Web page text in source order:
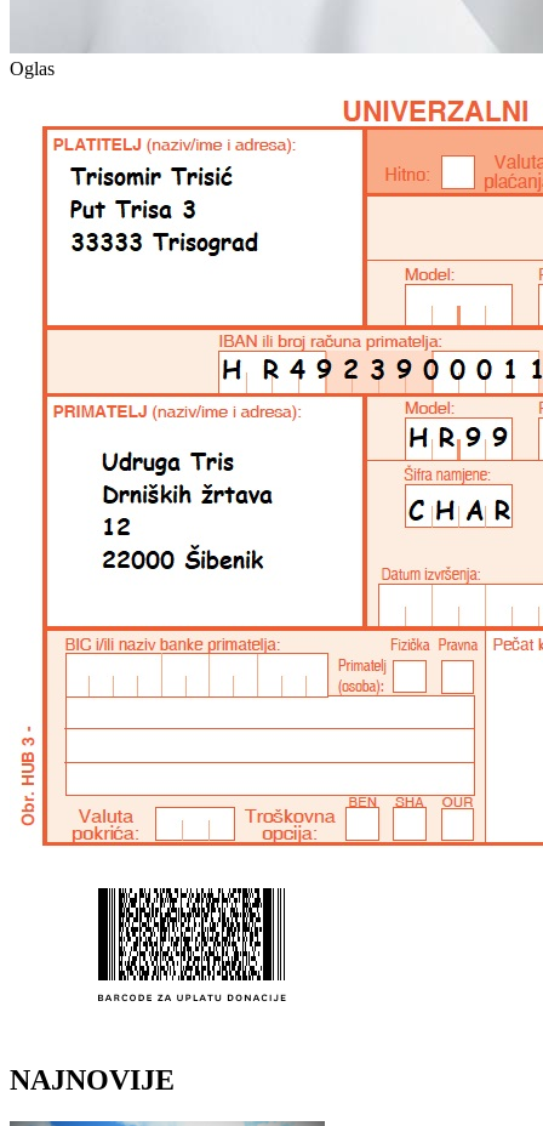
Oglas
NAJNOVIJE